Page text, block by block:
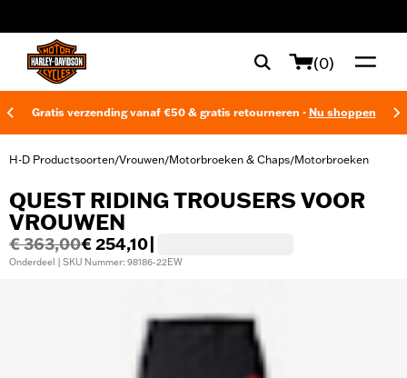
(0)
Gratis verzending vanaf €50 & gratis retourneren - Nu shoppen
H-D Productsoorten/Vrouwen/Motorbroeken & Chaps/Motorbroeken
QUEST RIDING TROUSERS VOOR
VROUWEN
€ 363,00€ 254,10
Onderdeel | SKU Nummer: 98186-22EW